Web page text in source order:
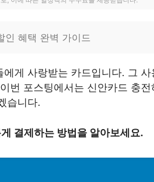
인 혜택 완벽 가이드
게 사랑받는 카드입니다. 그
번 포스팅에서는 신안카드 충
습니다.
결제하는 방법을 알아보세요.